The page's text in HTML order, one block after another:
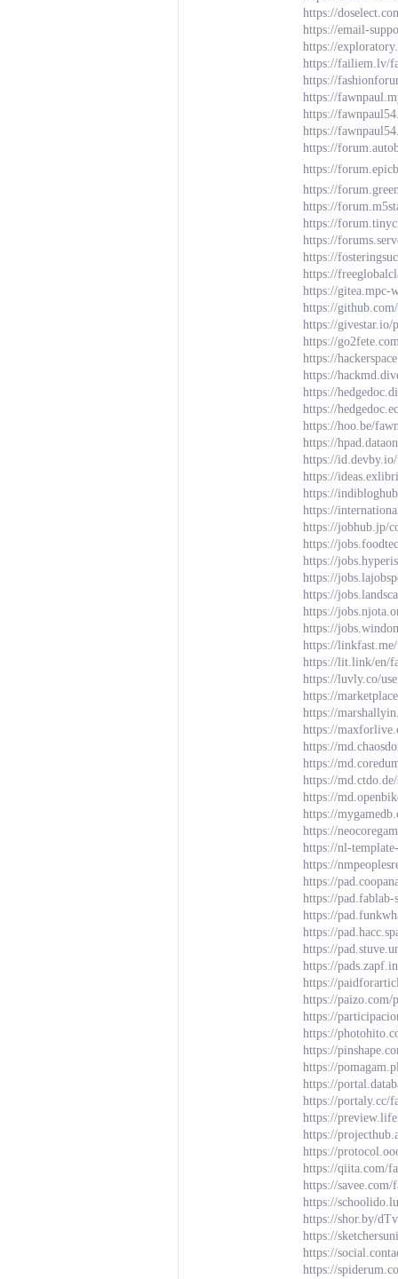
https://
https://email-
https://
https://failiem.lv/
https://
https://
https://
https://
https://
https://
https://
https://
https://
https://
https://
https://
https://gitea.mpc-
https://
https://givestar.io/
https://
https://
https://
https://
https://
https://hoo.be/
https://
https://
https://
https://
https://
https://jobhub.jp/
https://
https://
https://
https://
https://
https://
https://
https://lit.link/en/
https://luvly.co/
https://
https://
https://
https://
https://
https://
https://
https://
https://
https://nl-
https://
https://
https://pad.fablab-
https://
https://
https://
https://
https://
https://paizo.com/
https://
https://
https://
https://
https://
https://portaly.cc/
https://
https://
https://
https://qiita.com/
https://savee.com/
https://
https://shor.by/
https://
https://
https://